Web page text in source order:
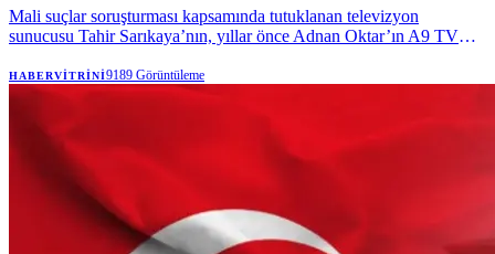
Mali suçlar soruşturması kapsamında tutuklanan televizyon
sunucusu Tahir Sarıkaya’nın, yıllar önce Adnan Oktar’ın A9 TV
yeniden gündeme geldi.
HABERVITRINI9189 Görüntüleme